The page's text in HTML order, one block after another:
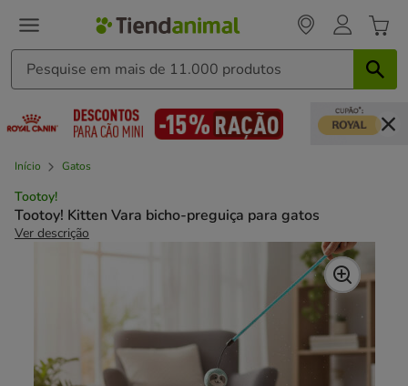
Início Gatos
Tootoy!
Tootoy! Kitten Vara bicho-preguiça para gatos
Ver descrição